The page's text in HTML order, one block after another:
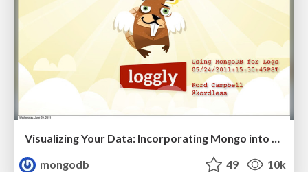
Visualizing Your Data: Incorporating Mongo into Loggly Infrastructure
mongodb
49 10k